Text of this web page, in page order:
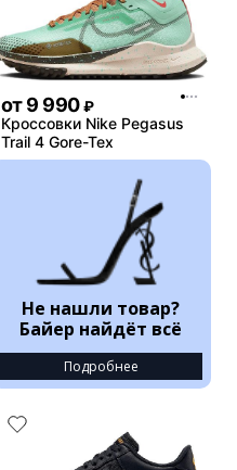
от9 990 ₽
Кроссовки Nike Pegasus
Trail 4 Gore-Tex
Не нашли товар?
Байер найдёт всё
Подробнее